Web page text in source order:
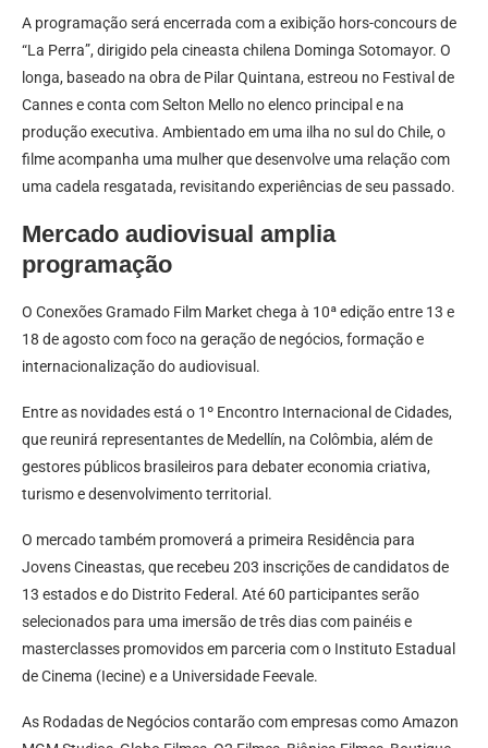
A programação será encerrada com a exibição hors-concours de
“La Perra”, dirigido pela cineasta chilena Dominga Sotomayor. O
longa, baseado na obra de Pilar Quintana, estreou no Festival de
Cannes e conta com Selton Mello no elenco principal e na
produção executiva. Ambientado em uma ilha no sul do Chile, o
filme acompanha uma mulher que desenvolve uma relação com
uma cadela resgatada, revisitando experiências de seu passado.
Mercado audiovisual amplia
programação
O Conexões Gramado Film Market chega à 10ª edição entre 13 e
18 de agosto com foco na geração de negócios, formação e
internacionalização do audiovisual.
Entre as novidades está o 1º Encontro Internacional de Cidades,
que reunirá representantes de Medellín, na Colômbia, além de
gestores públicos brasileiros para debater economia criativa,
turismo e desenvolvimento territorial.
O mercado também promoverá a primeira Residência para
Jovens Cineastas, que recebeu 203 inscrições de candidatos de
13 estados e do Distrito Federal. Até 60 participantes serão
selecionados para uma imersão de três dias com painéis e
masterclasses promovidos em parceria com o Instituto Estadual
de Cinema (Iecine) e a Universidade Feevale.
As Rodadas de Negócios contarão com empresas como Amazon